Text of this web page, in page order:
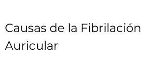
Causas de la Fibrilación
Auricular